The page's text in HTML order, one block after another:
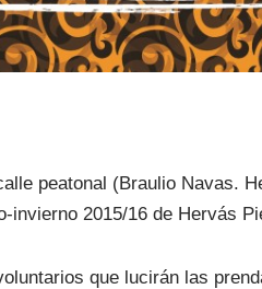
peatonal (Braulio Navas.
invierno 2015/16 de Hervás
que lucirán las